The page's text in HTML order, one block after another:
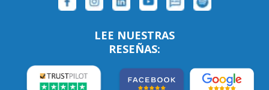
LEE NUESTRAS
RESEÑAS: